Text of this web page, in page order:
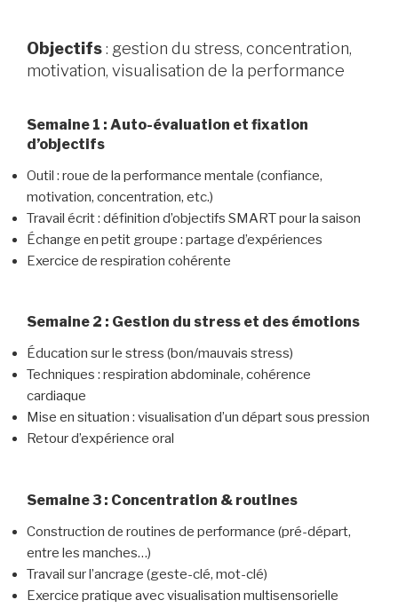
Objectifs: gestion du stress, concentration,
motivation, visualisation de la performance
Semaine 1 : Auto-évaluation et fixation
d’objectifs
Outil : roue de la performance mentale (confiance,
motivation, concentration, etc.)
Travail écrit : définition d’objectifs SMART pour la saison
Échange en petit groupe : partage d’expériences
Exercice de respiration cohérente
Semaine 2 : Gestion du stress et des émotions
Éducation sur le stress (bon/mauvais stress)
Techniques : respiration abdominale, cohérence
cardiaque
Mise en situation : visualisation d’un départ sous pression
Retour d’expérience oral
Semaine 3 : Concentration & routines
Construction de routines de performance (pré-départ,
entre les manches…)
Travail sur l’ancrage (geste-clé, mot-clé)
Exercice pratique avec visualisation multisensorielle